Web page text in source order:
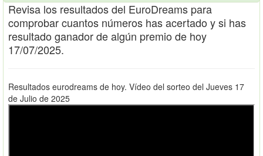
Revisa los resultados del EuroDreams para
comprobar cuantos números has acertado y si has
resultado ganador de algún premio de hoy
17/07/2025.
Resultados eurodreams de hoy. Vídeo del sorteo del Jueves 17
de Julio de 2025